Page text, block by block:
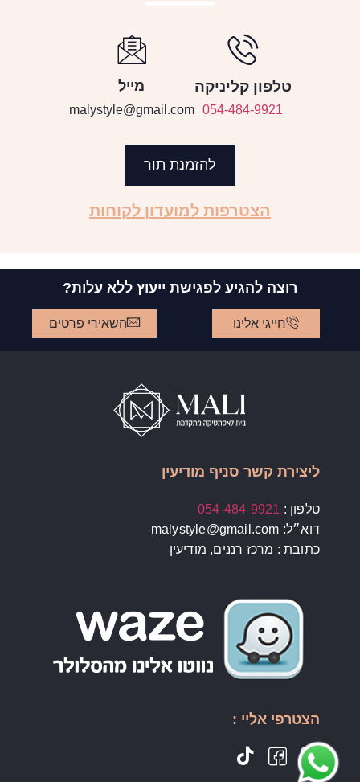
טלפון קליניקה
054-484-9921
מייל
malystyle@gmail.com
להזמנת תור
הצטרפות למועדון לקוחות
רוצה להגיע לפגישת ייעוץ ללא עלות?
חייגי אלינו השאירי פרטים
ליצירת קשר סניף מודיעין
טלפון : 054-484-9921
דוא״ל: malystyle@gmail.com
כתובת : מרכז רננים, מודיעין
הצטרפי אליי :